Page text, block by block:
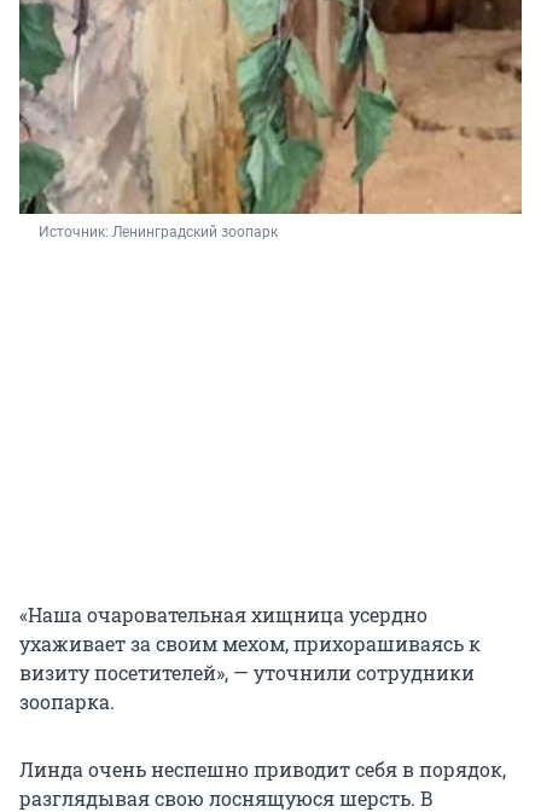
Источник: Ленинградский зоопарк
«Наша очаровательная хищница усердно
ухаживает за своим мехом, прихорашиваясь к
визиту посетителей», — уточнили сотрудники
зоопарка.
Линда очень неспешно приводит себя в порядок,
разглядывая свою лоснящуюся шерсть. В